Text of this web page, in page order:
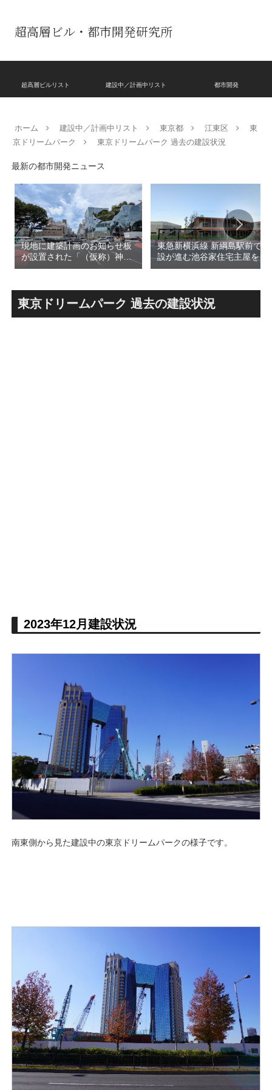
超高層ビル・都市開発研究所
超高層ビルリスト 建設中／計画中リスト 都市開発
ホーム 建設中／計画中リスト 東京都 江東区
東
京ドリームパーク
東京ドリームパーク 過去の建設状況
最新の都市開発ニュース
現地に建築計画のお知らせ板
が設置された「（仮称）神宮
前六丁目八角館建替計
SANAA設計で神宮前交差点に
新たな商業施設誕生へ！！
東急新横浜線 新綱島駅前で建
設が進む池谷家住宅主屋を活
用した「新綱島MICCA」！！
による新たな駅前拠点が2026
年秋誕生へ！！
東京ドリームパーク 過去の建設状況
2023年12月建設状況
南東側から見た建設中の東京ドリームパークの様子です。